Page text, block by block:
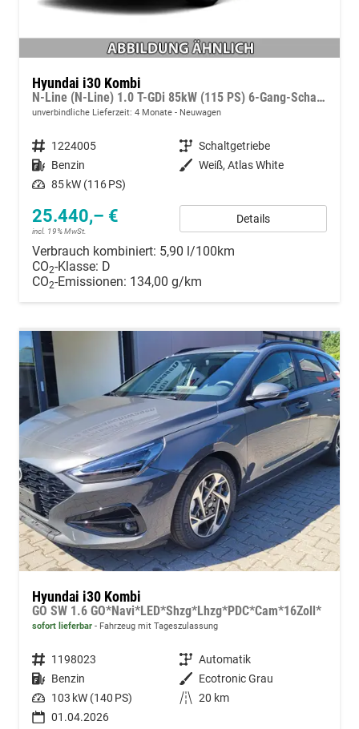
Hyundai i30 Kombi
N-Line (N-Line) 1.0 T-GDi 85kW (115 PS) 6-Gang-Schaltgetriebe
unverbindliche Lieferzeit: 4 Monate Neuwagen
Fahrzeugnummer 1224005 Getriebe Schaltgetriebe
Kraftstoff Benzin Außenfarbe Weiß, Atlas White
Leistung 85 kW (116 PS)
25.440,– €
incl. 19% MwSt.
Details
Verbrauch kombiniert: 5,90 l/100km
CO2-Klasse: D
CO2-Emissionen: 134,00 g/km
Hyundai i30 Kombi
GO SW 1.6 GO*Navi*LED*Shzg*Lhzg*PDC*Cam*16Zoll*
sofort lieferbar Fahrzeug mit Tageszulassung
Fahrzeugnummer 1198023 Getriebe Automatik
Kraftstoff Benzin Außenfarbe Ecotronic Grau
Leistung 103 kW (140 PS) Kilometerstand 20 km
01.04.2026